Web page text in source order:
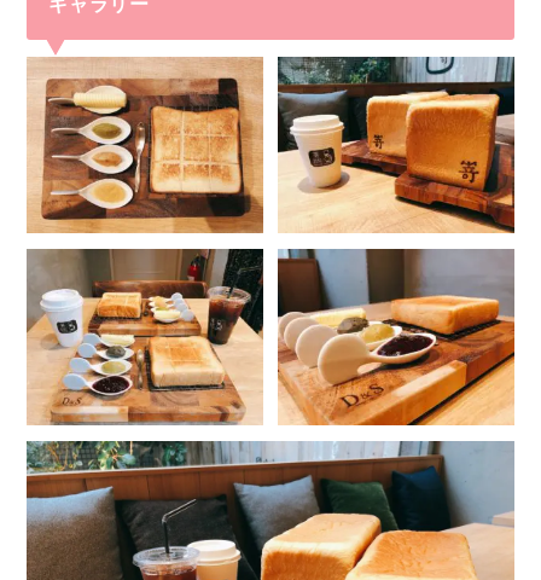
ギャラリー